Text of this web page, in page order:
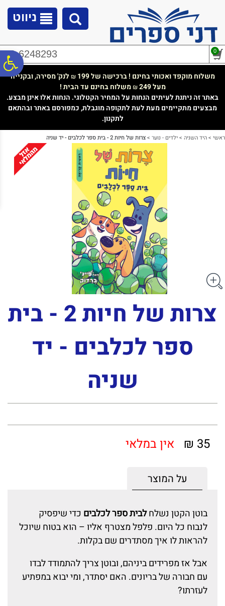
נגישות
ניווט
02-6248293 0
משלוח מוקפד ואכותי בחינם ! ברכישה של 199 ₪ לנק' מסירה, ובקנייה
מעל 249
₪משלוח בחינם עד הבית !
באתר זה ניתנת לעיתים הנחות על המחיר הקטלוגי. הנחות אלו אינן מבצע.
מבצעים מתקיימים מעת לעת לתקופה מוגבלת, כמפורסם באתר ובהתאם
לתקנון.
ראשי >היד השניה >ילדים - נוער >צרות של חיות 2 - בית ספר לכלבים - יד שניה
צרות של חיות 2 - בית
ספר לכלבים - יד
שניה
35 ₪ אין במלאי
על המוצר
בוטן הקטן נשלחלבית ספר לכלבים כדי שיפסיק
לנבוח כל היום. פלפל מצטרף אליו – הוא בטוח שיוכל
להראות לו איך מסתדרים שם בקלות.
אבל אז מפרידים ביניהם, ובוטן צריך להתמודד לבדו
עם חבורה של בריונים. האם יסתדר, ומי יבוא במפתיע
לעזרתו?